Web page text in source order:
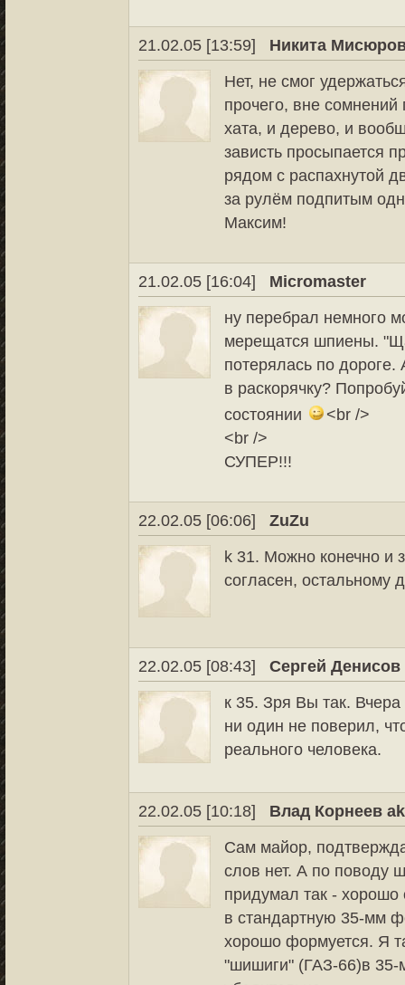
21.02.05 [13:59]
Никита
Нет, не смог
прочего, вне
хата, и дерево, и
зависть просыпается
рядом с распахнутой
за рулём подпитым
Максим!
21.02.05 [16:04]
Micromaster
ну перебрал немного
мерещатся шпиены.
потерялась по
в раскорячку?
состоянии
<br />
<br />
СУПЕР!!!
22.02.05 [06:06]
ZuZu
k 31. Можно конечно и
согласен, остальному
22.02.05 [08:43]
Сергей Денисов
к 35. Зря Вы так.
ни один не поверил,
реального человека.
22.02.05 [10:18]
Влад Корнеев
Сам майор,
слов нет. А по поводу
придумал так - хорошо
в стандартную 35-мм
хорошо формуется. Я
"шишиги" (ГАЗ-66)в